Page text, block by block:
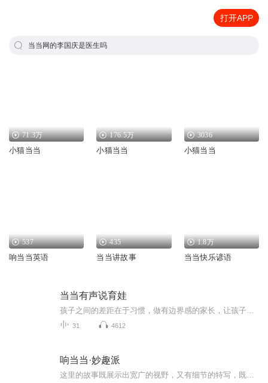
打开APP
当当网的李国庆是医生吗
71.3万
小猫当当
176.5万
小猫当当
3036
小猫当当
537
响当当英语
435
当当讲故事
1.8万
当当快乐谚语
当当有声说育娃
31 4612
响当当·妙趣派